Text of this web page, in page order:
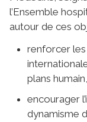
l’Ensemble
autour de ces
renforcer les
plans
encourager
dynamisme